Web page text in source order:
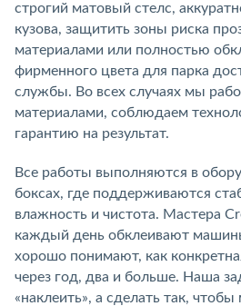
строгий матовый стелс,
кузова, защитить зоны риска
материалами или полностью
фирменного цвета для парка
службы. Во всех случаях мы
материалами, соблюдаем
гарантию на результат.
Все работы выполняются в
боксах, где поддерживаются
влажность и чистота. Мастера
каждый день обклеивают
хорошо понимают, как
через год, два и больше. Наша
«наклеить», а сделать так,